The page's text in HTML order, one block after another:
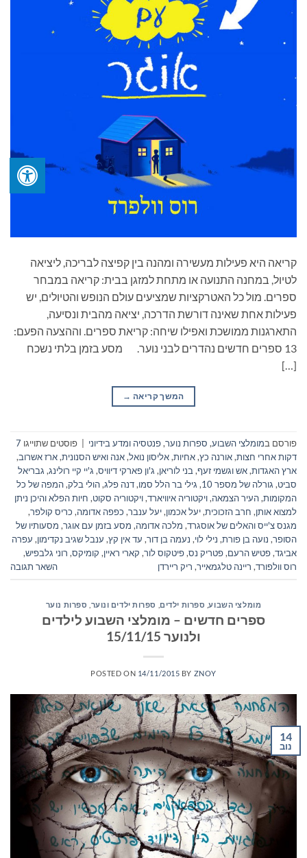
קריאה היא פעילות מעשירה ומהנה בין קפיצה לבריכה, ליציאה
לטיול, במחנה התנועה או מתחת למזגן בבית: קריאה במבחר
ספרים. מול כל האטרקציות שמציעים עולם הנופש והטיולים, יש
פעילות אחת שאינה דורשת הדרכה, יציאה מהבית ונסיעה,
התארגנות ממושכת ואפילו שיחה: קריאת ספרים. וההצעה הפעם:
13 ספרים חדשים נהדרים לבני נוער. מסע בזמן בלתי נשכח
[…]
המשך קריאה →
פורסם במומלצי השבוע, ספרות נוער,פנטסיה ומדע בידיוני פוסטים שתוייגו 7
דקות אחרי חצות,אורנה כץ,אחיות,אליסון נואל,אנה ואיש הסנונית,ארז אשרוב,
ארץ האגדות,אש וגשמי זעף, בני לוריאן, ג'ון פארקי דיוויס, ג'יי קיי רולינג, גבריאל
סביט, גורלה של מספר 10 , גילי בר הלל סמו,דנה פלג,הולי בלק,המפה של כל
המקומות,העיר הצמאה,ויקטוריה איוויארד,ויקטוריה סקוט, חיות הפלא והיכן ניתן
למצוא אותן, חרב הזכוכית,יעל אכמון,יעל ענבר, כפפה אדומה, כריס קולפר,
מגנס צ'ייס והאלים של אוסגרד, מלכה אדומה, מסע בזמן עם אוגר, מסעותיו של
הסופר, נועה בן פורת, נילי לוי, נעמה בן דור, עד אין קץ, ענבל שגיב נקדימון, עפרה
אביגד,פטיש הרעם,פטריק נס,פיטקוס לור, קארי ראיין, קומיקס, רוני גלבפיש,
רוס וולפורד, ריינה טלגמאייר, ריק ריירדן השאר תגובה
מומלצי השבוע, ספרות ילדים ספרות ילדים ונוער ספרות נוער
ספרים חדשים – מומלצי השבוע לילדים
ולנוער 15/11/15
POSTED ON 14/11/2015 BY ZNOY
14
נוב